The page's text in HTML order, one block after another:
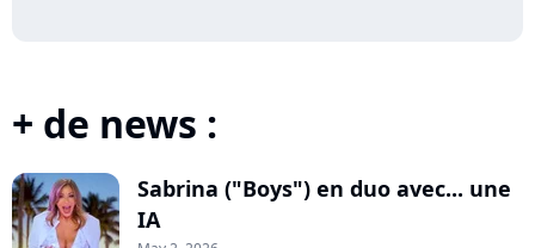
+ de news :
Sabrina ("Boys") en duo avec... une
IA